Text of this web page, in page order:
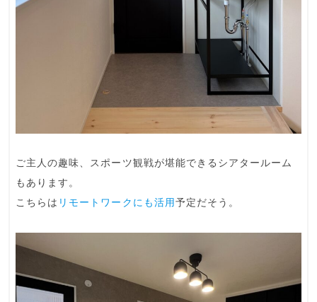
ご主人の趣味、スポーツ観戦が堪能できる シアタールーム
もあります。
こちらは リモートワークにも活用 予定だそう。